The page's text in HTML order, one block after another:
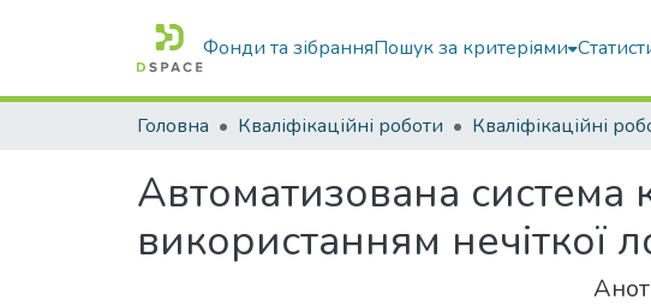
Фонди та зібранняПошук за критеріями
Головна Кваліфікаційні роботи
Автоматизована система
використанням нечіткої